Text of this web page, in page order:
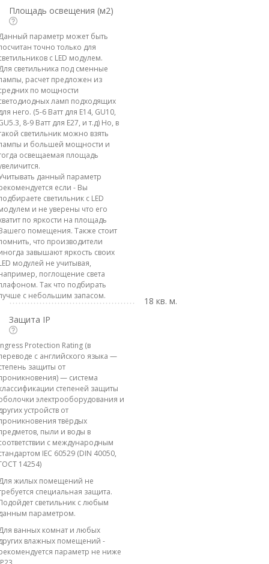
Площадь освещения (м2)
параметр может быть
точно только для
с LED модулем.
светильника под сменные
расчет предложен из
по мощности
ламп подходящих
него. (5-6 Ватт для E14, GU10,
8-9 Ватт для E27, и т.д) Но, в
светильник можно взять
и большей мощности и
освещаемая площадь
данный параметр
если - Вы
светильник с LED
и не уверены что его
по яркости на площадь
помещения. Также стоит
что производители
завышают яркость своих
модулей не учитывая,
поглощение света
Так что подбирать
с небольшим запасом.
18 кв. м.
Защита IP
Protection Rating (в
с английского языка —
защиты от
— система
степеней защиты
электрооборудования и
устройств от
твёрдых
пыли и воды в
с международным
IEC 60529 (DIN 40050,
14254)
жилых помещений не
специальная защита.
светильник с любым
параметром.
ванных комнат и любых
влажных помещений -
параметр не ниже